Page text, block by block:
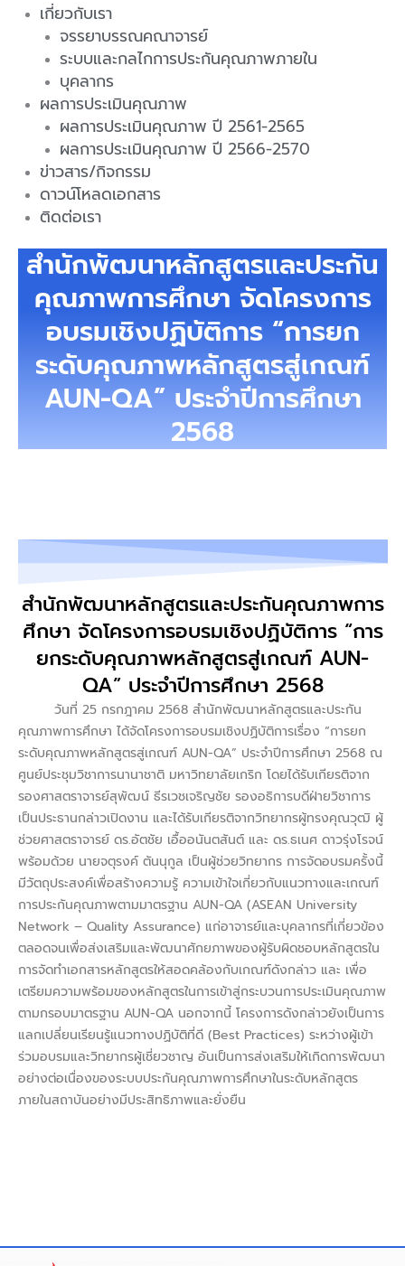
เกี่ยวกับเรา
จรรยาบรรณคณาจารย์
ระบบและกลไกการประกันคุณภาพภายใน
บุคลากร
ผลการประเมินคุณภาพ
ผลการประเมินคุณภาพ ปี 2561-2565
ผลการประเมินคุณภาพ ปี 2566-2570
ข่าวสาร/กิจกรรม
ดาวน์โหลดเอกสาร
ติดต่อเรา
สำนักพัฒนาหลักสูตรและประกัน
คุณภาพการศึกษา จัดโครงการ
อบรมเชิงปฏิบัติการ “การยก
ระดับคุณภาพหลักสูตรสู่เกณฑ์
AUN-QA” ประจำปีการศึกษา
2568
สำนักพัฒนาหลักสูตรและประกันคุณภาพการ
ศึกษา จัดโครงการอบรมเชิงปฏิบัติการ “การ
ยกระดับคุณภาพหลักสูตรสู่เกณฑ์ AUN-
QA” ประจำปีการศึกษา 2568
วันที่ 25 กรกฎาคม 2568 สำนักพัฒนาหลักสูตรและประกัน
คุณภาพการศึกษา ได้จัดโครงการอบรมเชิงปฏิบัติการเรื่อง “การยก
ระดับคุณภาพหลักสูตรสู่เกณฑ์ AUN-QA” ประจำปีการศึกษา 2568 ณ
ศูนย์ประชุมวิชาการนานาชาติ มหาวิทยาลัยเกริก โดยได้รับเกียรติจาก
รองศาสตราจารย์สุพัฒน์ ธีรเวชเจริญชัย รองอธิการบดีฝ่ายวิชาการ
เป็นประธานกล่าวเปิดงาน และได้รับเกียรติจากวิทยากรผู้ทรงคุณวุฒิ ผู้
ช่วยศาสตราจารย์ ดร.อัตชัย เอื้ออนันตสันต์ และ ดร.ธเนศ ดาวรุ่งโรจน์
พร้อมด้วย นายจตุรงค์ ตันนุกูล เป็นผู้ช่วยวิทยากร การจัดอบรมครั้งนี้
มีวัตถุประสงค์เพื่อสร้างความรู้ ความเข้าใจเกี่ยวกับแนวทางและเกณฑ์
การประกันคุณภาพตามมาตรฐาน AUN-QA (ASEAN University
Network – Quality Assurance) แก่อาจารย์และบุคลากรที่เกี่ยวข้อง
ตลอดจนเพื่อส่งเสริมและพัฒนาศักยภาพของผู้รับผิดชอบหลักสูตรใน
การจัดทำเอกสารหลักสูตรให้สอดคล้องกับเกณฑ์ดังกล่าว และ เพื่อ
เตรียมความพร้อมของหลักสูตรในการเข้าสู่กระบวนการประเมินคุณภาพ
ตามกรอบมาตรฐาน AUN-QA นอกจากนี้ โครงการดังกล่าวยังเป็นการ
แลกเปลี่ยนเรียนรู้แนวทางปฏิบัติที่ดี (Best Practices) ระหว่างผู้เข้า
ร่วมอบรมและวิทยากรผู้เชี่ยวชาญ อันเป็นการส่งเสริมให้เกิดการพัฒนา
อย่างต่อเนื่องของระบบประกันคุณภาพการศึกษาในระดับหลักสูตร
ภายในสถาบันอย่างมีประสิทธิภาพและยั่งยืน